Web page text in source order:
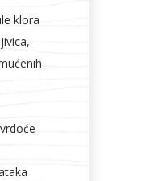
klora